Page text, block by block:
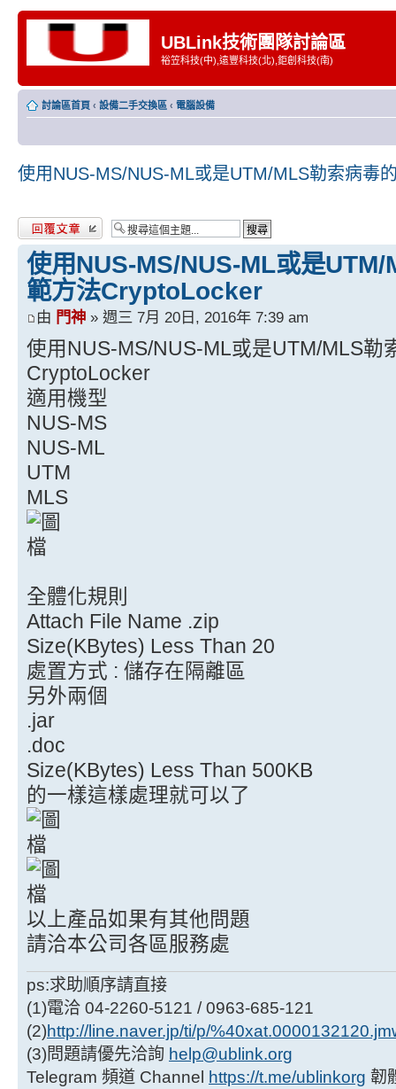
UBLink技術團隊討論區
裕笠科技(中),遠豐科技(北),鉅創科技(南)
討論區首頁 ‹ 設備二手交換區 ‹ 電腦設備
使用NUS-MS/NUS-ML或是UTM/MLS勒索病毒
發表回覆
使用NUS-MS/NUS-ML或是
範方法CryptoLocker
由 門神 » 週三 7月 20日, 2016年 7:39 am
使用NUS-MS/NUS-ML或是UTM/MLS勒
CryptoLocker
適用機型
NUS-MS
NUS-ML
UTM
MLS
全體化規則
Attach File Name .zip
Size(KBytes) Less Than 20
處置方式 : 儲存在隔離區
另外兩個
.jar
.doc
Size(KBytes) Less Than 500KB
的一樣這樣處理就可以了
以上產品如果有其他問題
請洽本公司各區服務處
ps:求助順序請直接
(1)電洽 04-2260-5121 / 0963-685-121
(2)http://line.naver.jp/ti/p/
(3)問題請優先洽詢 help@ublink.org
Telegram 頻道 Channel
https://t.me/ublinkorg 韌